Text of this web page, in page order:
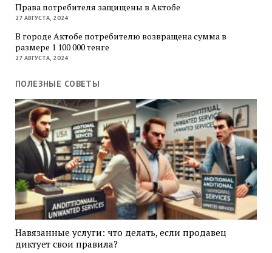
Права потребителя защищены в Актобе
27 АВГУСТА, 2024
В городе Актобе потребителю возвращена сумма в
размере 1 100 000 тенге
27 АВГУСТА, 2024
ПОЛЕЗНЫЕ СОВЕТЫ
Навязанные услуги: что делать, если продавец
диктует свои правила?